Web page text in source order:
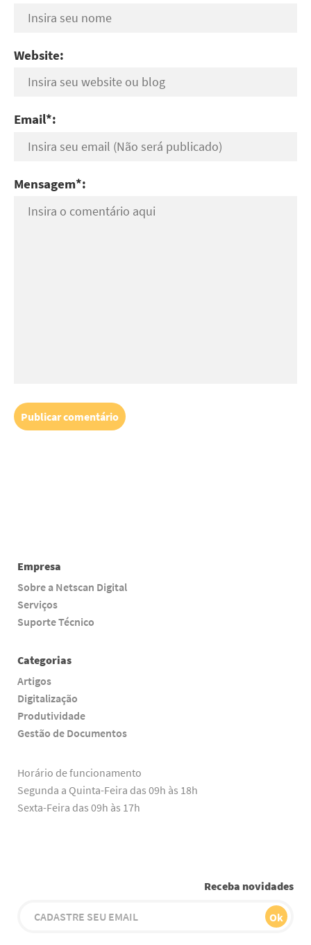
Website:
Email*:
Mensagem*:
Empresa
Sobre a Netscan Digital
Serviços
Suporte Técnico
Categorias
Artigos
Digitalização
Produtividade
Gestão de Documentos
Horário de funcionamento
Segunda a Quinta-Feira das 09h às 18h
Sexta-Feira das 09h às 17h
Receba novidades